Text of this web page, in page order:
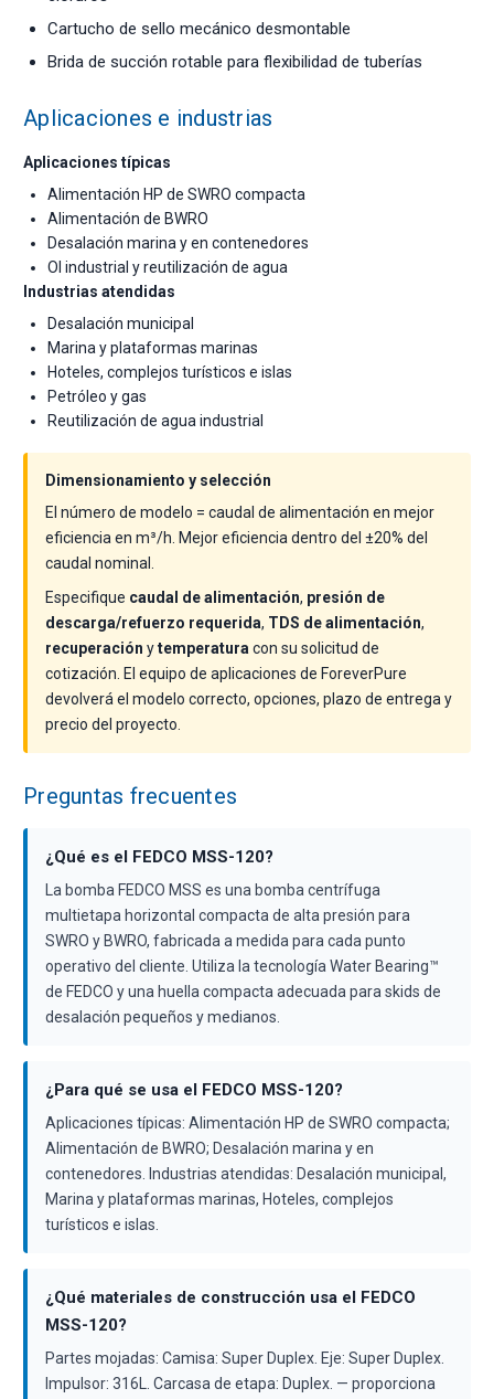
Cartucho de sello mecánico desmontable
Brida de succión rotable para flexibilidad de tuberías
Aplicaciones e industrias
Aplicaciones típicas
Alimentación HP de SWRO compacta
Alimentación de BWRO
Desalación marina y en contenedores
OI industrial y reutilización de agua
Industrias atendidas
Desalación municipal
Marina y plataformas marinas
Hoteles, complejos turísticos e islas
Petróleo y gas
Reutilización de agua industrial
Dimensionamiento y selección
El número de modelo = caudal de alimentación en mejor
eficiencia en m³/h. Mejor eficiencia dentro del ±20% del
caudal nominal.
Especifique caudal de alimentación, presión de
descarga/refuerzo requerida, TDS de alimentación,
recuperación ytemperatura con su solicitud de
cotización. El equipo de aplicaciones de ForeverPure
devolverá el modelo correcto, opciones, plazo de entrega y
precio del proyecto.
Preguntas frecuentes
¿Qué es el FEDCO MSS-120?
La bomba FEDCO MSS es una bomba centrífuga
multietapa horizontal compacta de alta presión para
SWRO y BWRO, fabricada a medida para cada punto
operativo del cliente. Utiliza la tecnología Water Bearing™
de FEDCO y una huella compacta adecuada para skids de
desalación pequeños y medianos.
¿Para qué se usa el FEDCO MSS-120?
Aplicaciones típicas: Alimentación HP de SWRO compacta;
Alimentación de BWRO; Desalación marina y en
contenedores. Industrias atendidas: Desalación municipal,
Marina y plataformas marinas, Hoteles, complejos
turísticos e islas.
¿Qué materiales de construcción usa el FEDCO
MSS-120?
Partes mojadas: Camisa: Super Duplex. Eje: Super Duplex.
Impulsor: 316L. Carcasa de etapa: Duplex. — proporciona